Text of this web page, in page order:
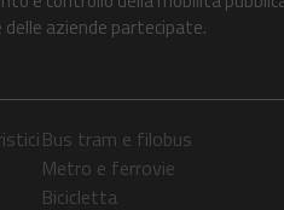
aziende partecipate.
Bus tram e filobus
Metro e ferrovie
Bicicletta